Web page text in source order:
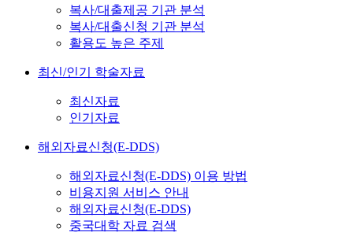
복사/대출제공 기관 분석
복사/대출신청 기관 분석
활용도 높은 주제
최신/인기 학술자료
최신자료
인기자료
해외자료신청(E-DDS)
해외자료신청(E-DDS) 이용 방법
비용지원 서비스 안내
해외자료신청(E-DDS)
중국대학 자료 검색